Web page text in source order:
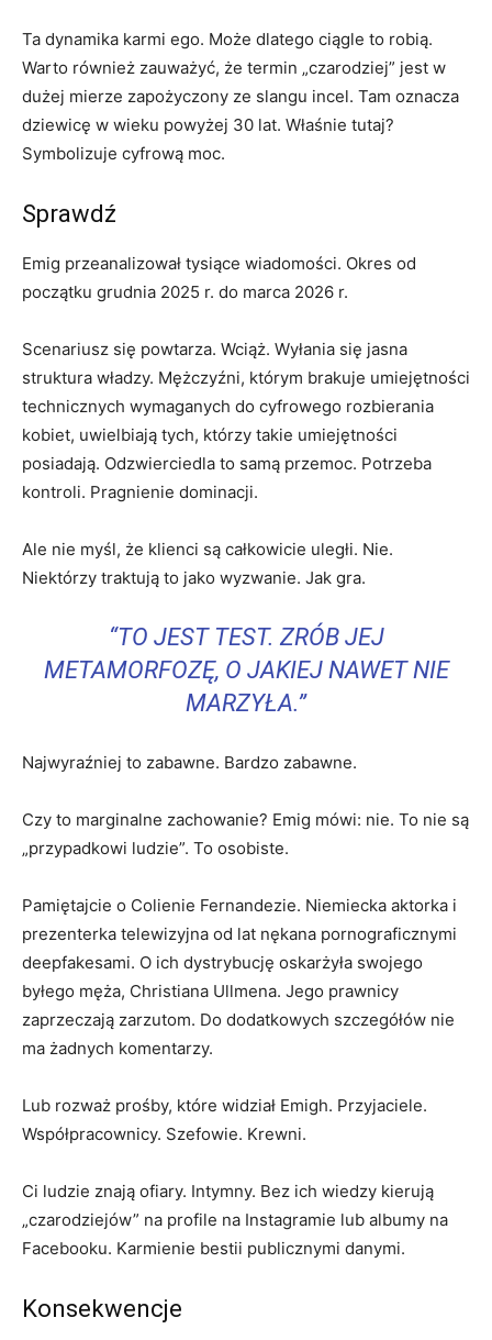
Ta dynamika karmi ego. Może dlatego ciągle to robią.
Warto również zauważyć, że termin „czarodziej” jest w
dużej mierze zapożyczony ze slangu incel. Tam oznacza
dziewicę w wieku powyżej 30 lat. Właśnie tutaj?
Symbolizuje cyfrową moc.
Sprawdź
Emig przeanalizował tysiące wiadomości. Okres od
początku grudnia 2025 r. do marca 2026 r.
Scenariusz się powtarza. Wciąż. Wyłania się jasna
struktura władzy. Mężczyźni, którym brakuje umiejętności
technicznych wymaganych do cyfrowego rozbierania
kobiet, uwielbiają tych, którzy takie umiejętności
posiadają. Odzwierciedla to samą przemoc. Potrzeba
kontroli. Pragnienie dominacji.
Ale nie myśl, że klienci są całkowicie uległi. Nie.
Niektórzy traktują to jako wyzwanie. Jak gra.
“TO JEST TEST. ZRÓB JEJ
METAMORFOZĘ, O JAKIEJ NAWET NIE
MARZYŁA.”
Najwyraźniej to zabawne. Bardzo zabawne.
Czy to marginalne zachowanie? Emig mówi: nie. To nie są
„przypadkowi ludzie”. To osobiste.
Pamiętajcie o Colienie Fernandezie. Niemiecka aktorka i
prezenterka telewizyjna od lat nękana pornograficznymi
deepfakesami. O ich dystrybucję oskarżyła swojego
byłego męża, Christiana Ullmena. Jego prawnicy
zaprzeczają zarzutom. Do dodatkowych szczegółów nie
ma żadnych komentarzy.
Lub rozważ prośby, które widział Emigh. Przyjaciele.
Współpracownicy. Szefowie. Krewni.
Ci ludzie znają ofiary. Intymny. Bez ich wiedzy kierują
„czarodziejów” na profile na Instagramie lub albumy na
Facebooku. Karmienie bestii publicznymi danymi.
Konsekwencje